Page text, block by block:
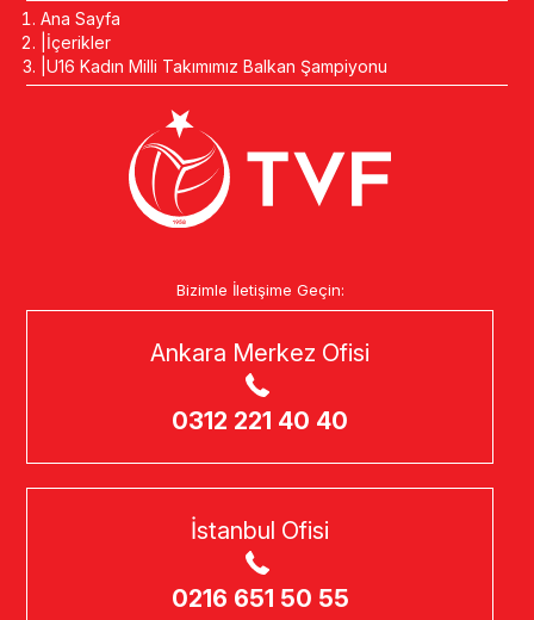
Ana Sayfa
İçerikler
U16 Kadın Milli Takımımız Balkan Şampiyonu
Bizimle İletişime Geçin:
Ankara Merkez Ofisi
0312 221 40 40
İstanbul Ofisi
0216 651 50 55